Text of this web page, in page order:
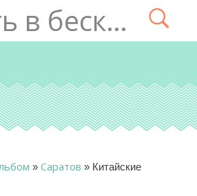
бесконечность
» Саратов » Китайские